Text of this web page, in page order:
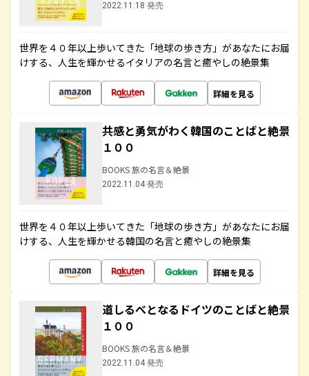
2022.11.18 発売
世界を４０年以上歩いてきた「地球の歩き方」があなたにお届
けする、人生を輝かせるイタリアの名言と癒やしの絶景集
詳細を見る
共感と勇気がわく韓国のことばと絶景
１００
BOOKS 旅の名言＆絶景
2022.11.04 発売
世界を４０年以上歩いてきた「地球の歩き方」があなたにお届
けする、人生を輝かせる韓国の名言と癒やしの絶景集
詳細を見る
道しるべとなるドイツのことばと絶景
１００
BOOKS 旅の名言＆絶景
2022.11.04 発売